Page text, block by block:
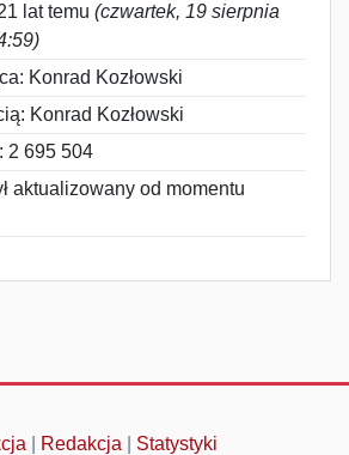
lat temu (czwartek, 19 sierpnia
Konrad Kozłowski
Konrad Kozłowski
2 695 504
aktualizowany od momentu
Redakcja
Statystyki